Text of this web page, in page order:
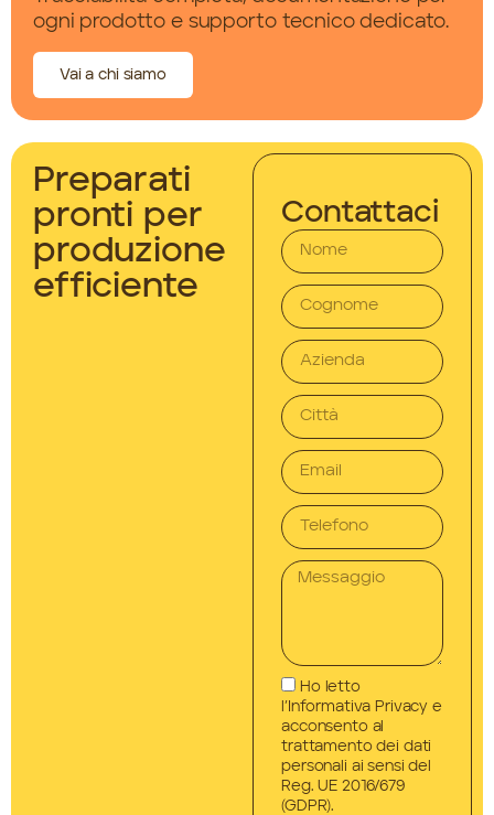
ogni prodotto e supporto tecnico dedicato.
Vai a chi siamo
Preparati
pronti per
produzione
efficiente
Contattaci
Ho letto
l’Informativa Privacy e
acconsento al
trattamento dei dati
personali ai sensi del
Reg. UE 2016/679
(GDPR).